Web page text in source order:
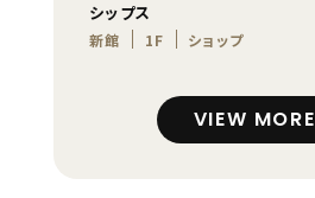
シップス
新館 1F ショップ
VIEW MORE